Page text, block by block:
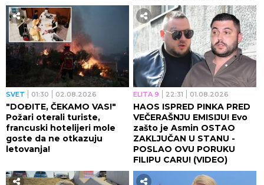
SVET 01:30 02.08.2026
"DOĐITE, ČEKAMO VAS!"
Požari oterali turiste,
francuski hotelijeri mole
goste da ne otkazuju
letovanja!
ELITA 9 22:31 01.08.2026
HAOS ISPRED PINKA PRED
VEČERAŠNJU EMISIJU! Evo
zašto je Asmin OSTAO
ZAKLJUČAN U STANU -
POSLAO OVU PORUKU
FILIPU CARU! (VIDEO)